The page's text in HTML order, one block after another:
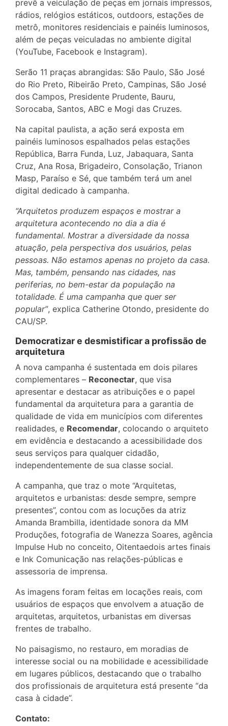
prevê a veiculação de peças em jornais impressos,
rádios, relógios estáticos, outdoors, estações de
metrô, monitores residenciais e painéis luminosos,
além de peças veiculadas no ambiente digital
(YouTube, Facebook e Instagram).
Serão 11 praças abrangidas: São Paulo, São José
do Rio Preto, Ribeirão Preto, Campinas, São José
dos Campos, Presidente Prudente, Bauru,
Sorocaba, Santos, ABC e Mogi das Cruzes.
Na capital paulista, a ação será exposta em
painéis luminosos espalhados pelas estações
República, Barra Funda, Luz, Jabaquara, Santa
Cruz, Ana Rosa, Brigadeiro, Consolação, Trianon
Masp, Paraíso e Sé, que também terá um anel
digital dedicado à campanha.
“Arquitetos produzem espaços e mostrar a
arquitetura acontecendo no dia a dia é
fundamental. Mostrar a diversidade da nossa
atuação, pela perspectiva dos usuários, pelas
pessoas. Não estamos apenas no projeto da casa.
Mas, também, pensando nas cidades, nas
periferias, no bem-estar da população na
totalidade. É uma campanha que quer ser
popular”, explica Catherine Otondo, presidente do
CAU/SP.
Democratizar e desmistificar a profissão de
arquitetura
A nova campanha é sustentada em dois pilares
complementares – Reconectar, que visa
apresentar e destacar as atribuições e o papel
fundamental da arquitetura para a garantia de
qualidade de vida em municípios com diferentes
realidades, e Recomendar, colocando o arquiteto
em evidência e destacando a acessibilidade dos
seus serviços para qualquer cidadão,
independentemente de sua classe social.
A campanha, que traz o mote “Arquitetas,
arquitetos e urbanistas: desde sempre, sempre
presentes”, contou com as locuções da atriz
Amanda Brambilla, identidade sonora da MM
Produções, fotografia de Wanezza Soares, agência
Impulse Hub no conceito, Oitentaedois artes finais
e Ink Comunicação nas relações-públicas e
assessoria de imprensa.
As imagens foram feitas em locações reais, com
usuários de espaços que envolvem a atuação de
arquitetas, arquitetos, urbanistas em diversas
frentes de trabalho.
No paisagismo, no restauro, em moradias de
interesse social ou na mobilidade e acessibilidade
em lugares públicos, destacando que o trabalho
dos profissionais de arquitetura está presente “da
casa à cidade”.
Contato: